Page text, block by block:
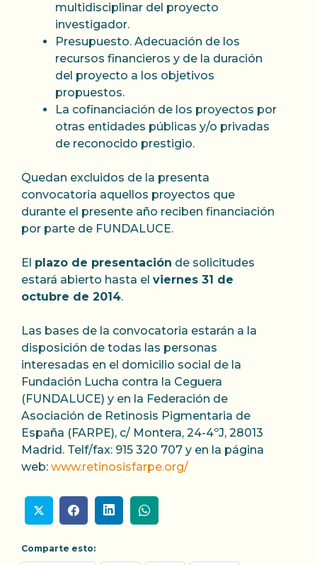
multidisciplinar del proyecto
investigador.
Presupuesto. Adecuación de los
recursos financieros y de la duración
del proyecto a los objetivos
propuestos.
La cofinanciación de los proyectos por
otras entidades públicas y/o privadas
de reconocido prestigio.
Quedan excluidos de la presenta
convocatoria aquellos proyectos que
durante el presente año reciben financiación
por parte de FUNDALUCE.
El plazo de presentación de solicitudes
estará abierto hasta el viernes 31 de
octubre de 2014.
Las bases de la convocatoria estarán a la
disposición de todas las personas
interesadas en el domicilio social de la
Fundación Lucha contra la Ceguera
(FUNDALUCE) y en la Federación de
Asociación de Retinosis Pigmentaria de
España (FARPE), c/ Montera, 24-4ºJ, 28013
Madrid. Telf/fax: 915 320 707 y en la página
web: www.retinosisfarpe.org/
Comparte esto: